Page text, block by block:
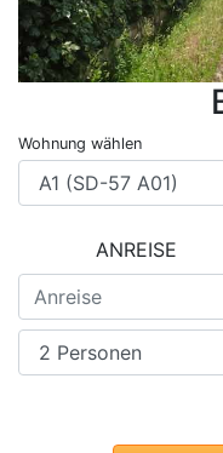
Wohnung wählen
ANREISE